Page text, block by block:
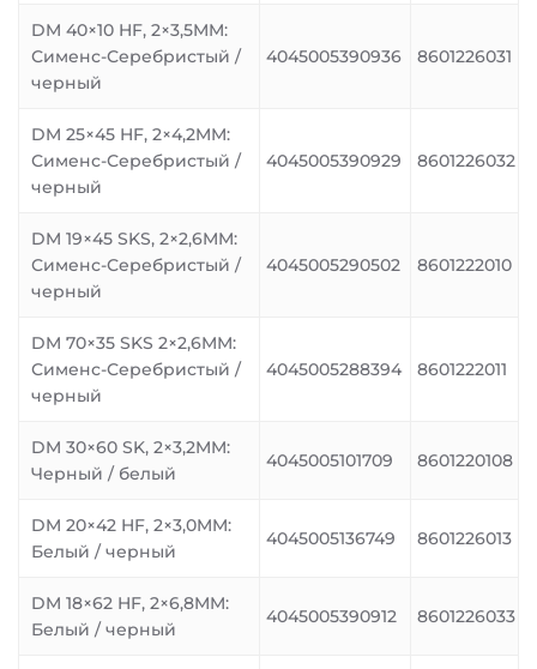
DM 40×10 HF, 2×3,5MM:
Сименс-Серебристый /
черный
4045005390936 8601226031
DM 25×45 HF, 2×4,2MM:
Сименс-Серебристый /
черный
4045005390929 8601226032
DM 19×45 SKS, 2×2,6MM:
Сименс-Серебристый /
черный
4045005290502 8601222010
DM 70×35 SKS 2×2,6MM:
Сименс-Серебристый /
черный
4045005288394 8601222011
DM 30×60 SK, 2×3,2MM:
Черный / белый
4045005101709 8601220108
DM 20×42 HF, 2×3,0MM:
Белый / черный
4045005136749 8601226013
DM 18×62 HF, 2×6,8MM:
Белый / черный
4045005390912 8601226033